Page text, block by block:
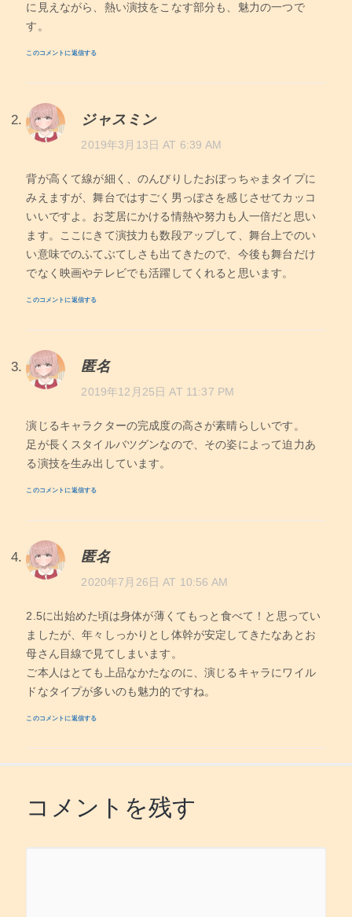
に見えながら、熱い演技をこなす部分も、魅力の一つで
す。
このコメントに返信する
ジャスミン
2019年3月13日 AT 6:39 AM
背が高くて線が細く、のんびりしたおぼっちゃまタイプに
みえますが、舞台ではすごく男っぽさを感じさせてカッコ
いいですよ。お芝居にかける情熱や努力も人一倍だと思い
ます。ここにきて演技力も数段アップして、舞台上でのい
い意味でのふてぶてしさも出てきたので、今後も舞台だけ
でなく映画やテレビでも活躍してくれると思います。
このコメントに返信する
匿名
2019年12月25日 AT 11:37 PM
演じるキャラクターの完成度の高さが素晴らしいです。
足が長くスタイルバツグンなので、その姿によって迫力あ
る演技を生み出しています。
このコメントに返信する
匿名
2020年7月26日 AT 10:56 AM
2.5に出始めた頃は身体が薄くてもっと食べて！と思ってい
ましたが、年々しっかりとし体幹が安定してきたなあとお
母さん目線で見てしまいます。
ご本人はとても上品なかたなのに、演じるキャラにワイル
ドなタイプが多いのも魅力的ですね。
このコメントに返信する
コメントを残す